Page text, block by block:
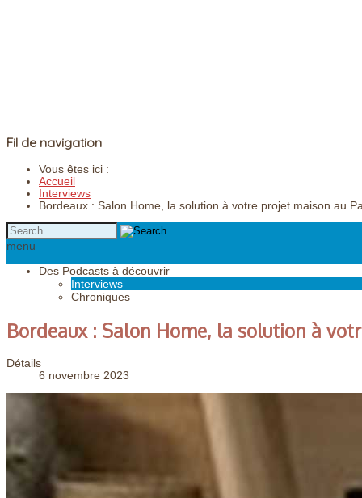
Fil de navigation
Vous êtes ici :
Accueil
Interviews
Bordeaux : Salon Home, la solution à votre projet maison au
menu
Des Podcasts à découvrir
Interviews
Chroniques
Bordeaux : Salon Home, la solution à
Détails
6 novembre 2023